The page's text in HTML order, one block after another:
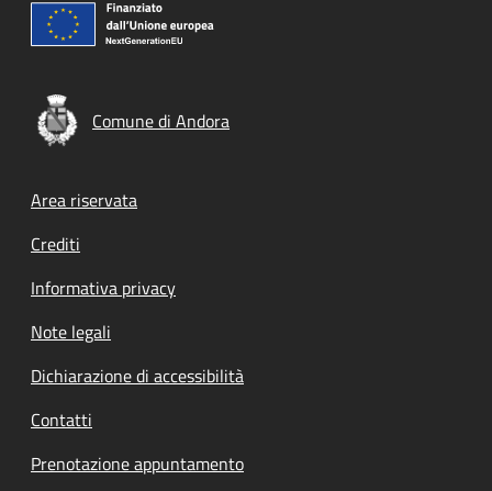
Comune di Andora
Footer menu
Area riservata
Crediti
Informativa privacy
Note legali
Dichiarazione di accessibilità
Contatti
Prenotazione appuntamento